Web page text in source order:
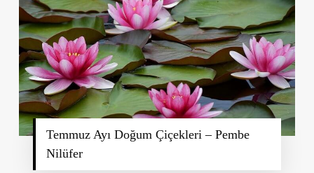
Temmuz Ayı Doğum Çiçekleri – Pembe
Nilüfer